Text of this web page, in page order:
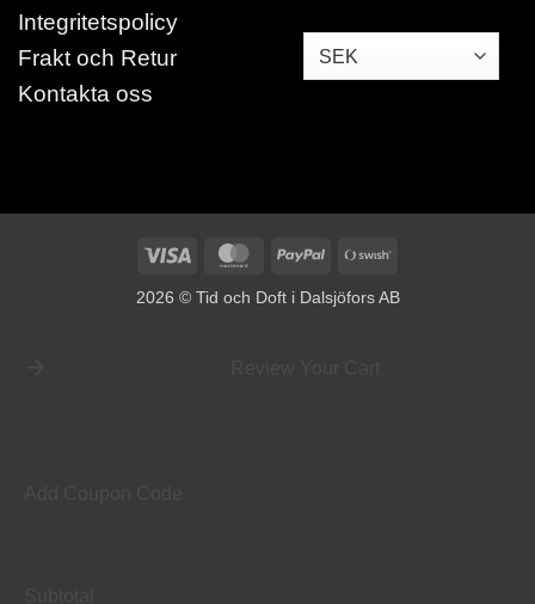
Integritetspolicy
Frakt och Retur
Kontakta oss
Visa MasterCardPayPal
Swish
2026 © Tid och Doft i Dalsjöfors AB